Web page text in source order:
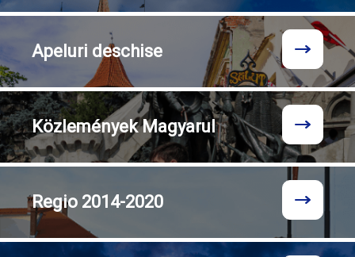
Apeluri deschise
KözleményekMagyarul
Regio 2014-2020